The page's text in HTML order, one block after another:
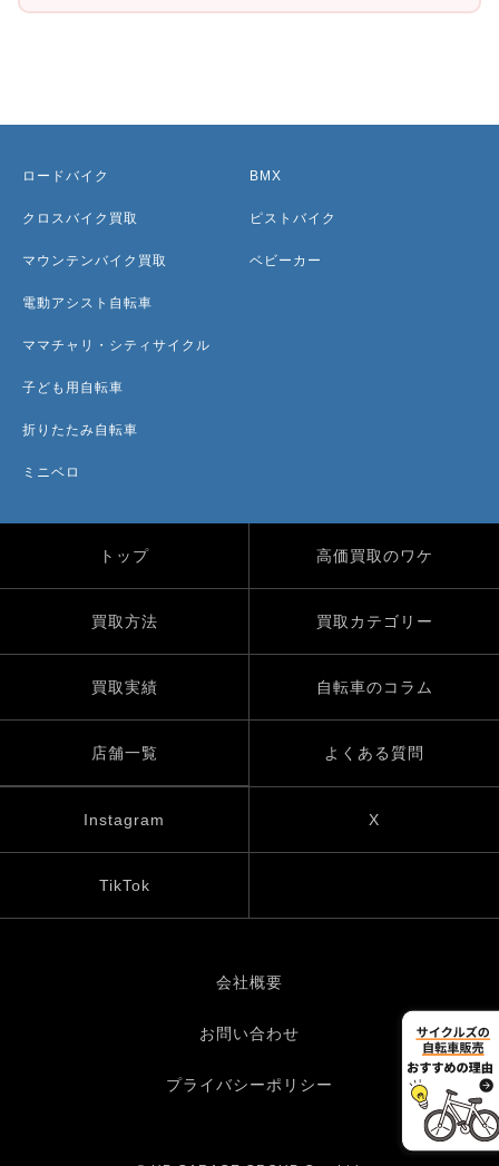
ロードバイク
クロスバイク買取
マウンテンバイク買取
電動アシスト自転車
ママチャリ・シティサイクル
子ども用自転車
折りたたみ自転車
ミニベロ
BMX
ピストバイク
ベビーカー
トップ 高価買取のワケ
買取方法 買取カテゴリー
買取実績 自転車のコラム
店舗一覧 よくある質問
Instagram X
TikTok
会社概要
お問い合わせ
プライバシーポリシー